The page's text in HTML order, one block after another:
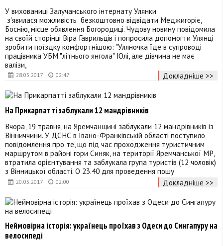
28.05.2017 02:47
У вихованиці Залучанського інтернату Улянки
з'явилася можливість безкоштовно відвідати Меджигоріє,
Боснію, місце обявлення Богородиці. Чудову новину повідомила
на своїй сторінці Віра Гаврильців і попросила допомогти Улянці
зробити поїздку комфортнішою: "Уляночка їде в супроводі
працівника УБМ "літнього янгола" Юлі, але дівчина не має
валізи,
Докладніше >>
20.05.2017 02:00
На Прикарпатті заблукали 12 мандрівників
Вчора, 19 травня, на Яремчанщині заблукали 12 мандрівників із
Вінниччини. У ДСНС в Івано-Франківській області поступило
повідомлення про те, що під час проходження туристичним
маршрутом в районі гори Синяк, на території Яремчанської МР,
втратила орієнтування та заблукала група туристів (12 чоловік)
з Вінницької області. О 23.40 для проведення пошу
Докладніше >>
Неймовірна історія: українець проїхав з Одеси до Сингапуру на
велосипеді